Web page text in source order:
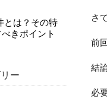
さ
前
結
必
とは？その特
きポイント
ー